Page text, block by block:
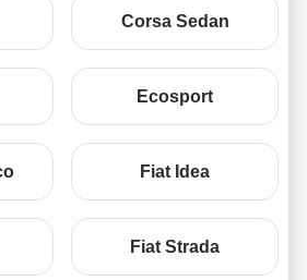
Corsa Sedan
Ecosport
Fiat Idea
Fiat Strada